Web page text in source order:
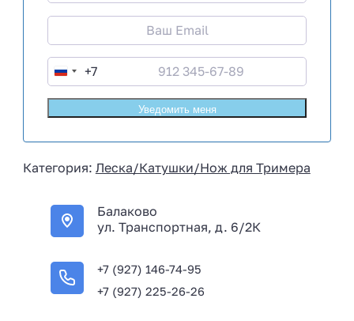
R
u
s
a
7
+7
Категория: Леска/Катушки/Нож для Тримера
Балаково
ул. Транспортная, д. 6/2К
+7 (927) 146-74-95
+7 (927) 225-26-26